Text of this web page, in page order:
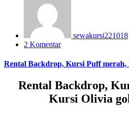
sewakursi221018
2 Komentar
Rental Backdrop, Kursi Puff
Rental Backdrop,
Kursi Olivia